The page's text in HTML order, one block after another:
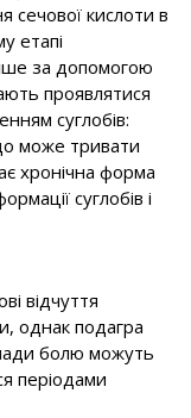
сечової кислоти в
етапі
за допомогою
проявлятися
суглобів:
може тривати
хронічна форма
суглобів і
відчуття
однак подагра
болю можуть
періодами